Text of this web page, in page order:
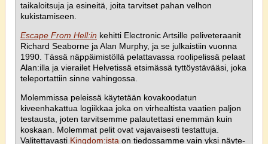
taikaloitsuja ja esineitä, joita tarvitset pahan velhon
kukistamiseen.
Escape From Hell:in kehitti Electronic Artsille peliveteraanit
Richard Seaborne ja Alan Murphy, ja se julkaistiin vuonna
1990. Tässä näppäimistöllä pelattavassa roolipelissä pelaat
Alan:illa ja vierailet Helvetissä etsimässä tyttöystävääsi, joka
teleportattiin sinne vahingossa.
Molemmissa peleissä käytetään kovakoodatun
kiveenhakattua logiikkaa joka on virhealtista vaatien paljon
testausta, joten tarvitsemme palautettasi enemmän kuin
koskaan. Molemmat pelit ovat vajavaisesti testattuja.
Valitettavasti Kingdom:ista on tiedossamme vain yksi näyte-